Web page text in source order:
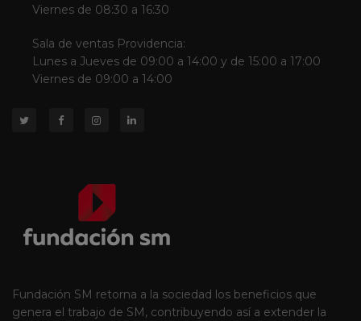
Viernes de 08:30 a 16:30
Sala de ventas Providencia:
Lunes a Jueves de 09:00 a 14:00 y de 15:00 a 17:00
Viernes de 09:00 a 14:00
Fundación SM retorna a la sociedad los beneficios que
genera el trabajo de SM, contribuyendo así a extender la